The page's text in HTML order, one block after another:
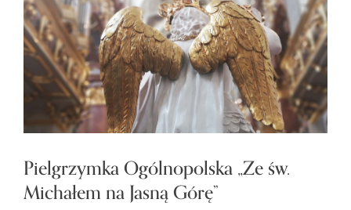
Pielgrzymka Ogólnopolska „Ze św.
Michałem na Jasną Górę”